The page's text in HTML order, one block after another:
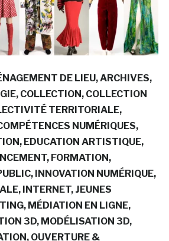
DE LIEU ARCHIVES
COLLECTION COLLECTION
TERRITORIALE
NUMÉRIQUES
EDUCATION ARTISTIQUE
FORMATION
INNOVATION NUMÉRIQUE
INTERNET JEUNES
MÉDIATION EN LIGNE
3D MODÉLISATION 3D
OUVERTURE &